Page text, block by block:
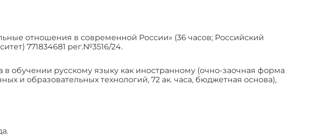
отношения в современной России» (36 часов; Российский
771834681 рег.№3516/24.
в обучении русскому языку как иностранному (очно-заочная форма
и образовательных технологий, 72 ак. часа, бюджетная основа),